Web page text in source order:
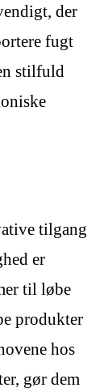
der
fugt
stilfuld
tilgang
er
til løbe
produkter
hos
gør dem